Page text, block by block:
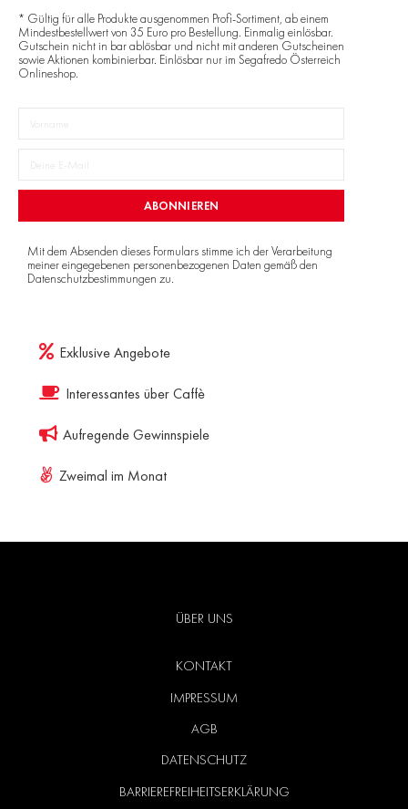
* Gültig für alle Produkte ausgenommen Profi-Sortiment, ab einem
Mindestbestellwert von 35 Euro pro Bestellung. Einmalig einlösbar.
Gutschein nicht in bar ablösbar und nicht mit anderen Gutscheinen
sowie Aktionen kombinierbar. Einlösbar nur im Segafredo Österreich
Onlineshop.
ABONNIEREN
Mit dem Absenden dieses Formulars stimme ich der Verarbeitung
meiner eingegebenen personenbezogenen Daten gemäß den
Datenschutzbestimmungen zu.
Exklusive Angebote
Interessantes über Caffè
Aufregende Gewinnspiele
Zweimal im Monat
ÜBER UNS
KONTAKT
IMPRESSUM
AGB
DATENSCHUTZ
BARRIEREFREIHEITSERKLÄRUNG